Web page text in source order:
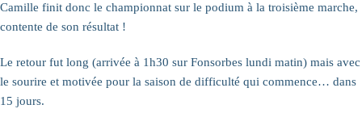
Camille finit donc le championnat sur le podium à la troisième marche,
contente de son résultat !
Le retour fut long (arrivée à 1h30 sur Fonsorbes lundi matin) mais avec
le sourire et motivée pour la saison de difficulté qui commence… dans
15 jours.